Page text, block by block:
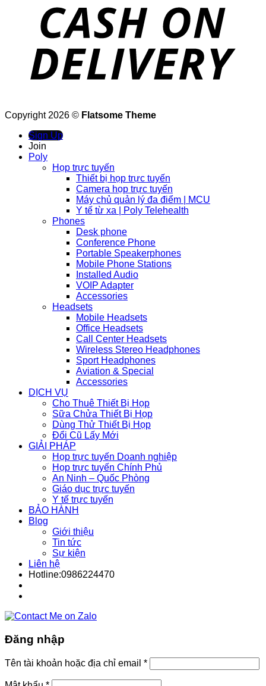
Copyright 2026 © Flatsome Theme
Sign Up
Join
Poly
Họp trực tuyến
Thiết bị họp trực tuyến
Camera họp trực tuyến
Máy chủ quản lý đa điểm | MCU
Y tế từ xa | Poly Telehealth
Phones
Desk phone
Conference Phone
Portable Speakerphones
Mobile Phone Stations
Installed Audio
VOIP Adapter
Accessories
Headsets
Mobile Headsets
Office Headsets
Call Center Headsets
Wireless Stereo Headphones
Sport Headphones
Aviation & Special
Accessories
DỊCH VỤ
Cho Thuê Thiết Bị Họp
Sữa Chửa Thiết Bị Họp
Dùng Thử Thiết Bị Họp
Đổi Cũ Lấy Mới
GIẢI PHÁP
Họp trực tuyến Doanh nghiệp
Họp trực tuyến Chính Phủ
An Ninh – Quốc Phòng
Giáo dục trực tuyến
Y tế trực tuyến
BẢO HÀNH
Blog
Giới thiệu
Tin tức
Sự kiện
Liên hệ
Hotline:0986224470
Đăng nhập
Tên tài khoản hoặc địa chỉ email *